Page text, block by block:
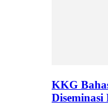
KKG
Diseminasi